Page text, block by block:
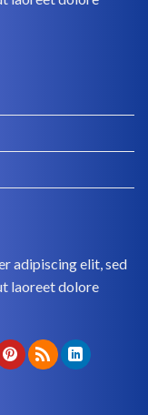
adipiscing elit, sed
laoreet dolore